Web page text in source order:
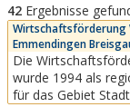
42 Ergebnisse
Wirtschaftsförderung
Emmendingen
Die
wurde 1994 als
für das Gebiet